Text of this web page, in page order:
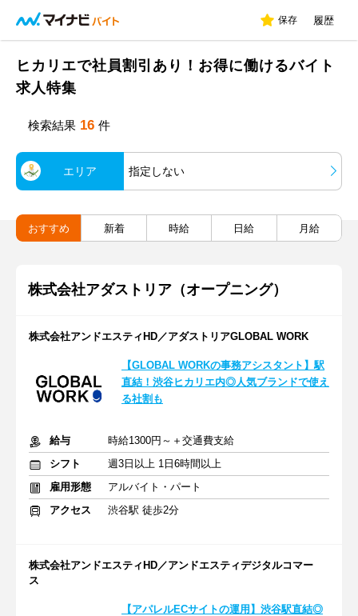
保存 履歴
ヒカリエで社員割引あり！お得に働けるバイト
求人特集
検索結果 16 件
エリア 指定しない
おすすめ 新着 時給 日給 月給
株式会社アダストリア（オープニング）
株式会社アンドエスティHD／アダストリアGLOBAL WORK
【GLOBAL WORKの事務アシスタント】駅
直結！渋谷ヒカリエ内◎人気ブランドで使え
る社割も
給与
時給1300円～＋交通費支給
シフト
週3日以上 1日6時間以上
雇用形態
アルバイト・パート
アクセス
渋谷駅 徒歩2分
株式会社アンドエスティHD／アンドエスティデジタルコマー
ス
【アパレルECサイトの運用】渋谷駅直結◎